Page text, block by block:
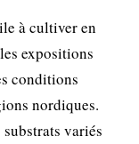
à cultiver en
expositions
conditions
nordiques.
variés